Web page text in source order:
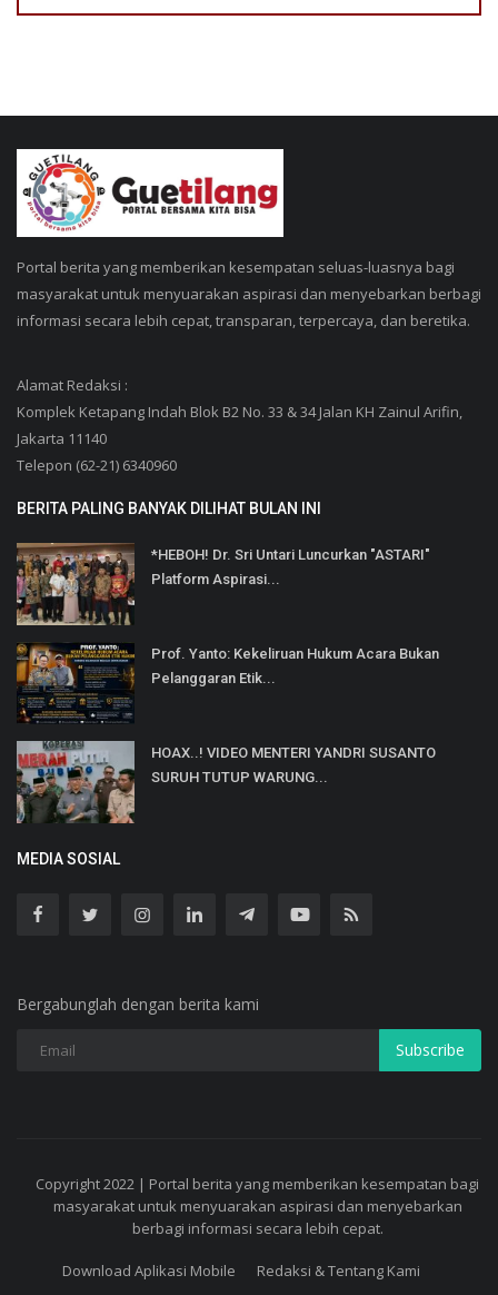
Portal berita yang memberikan kesempatan seluas-luasnya bagi
masyarakat untuk menyuarakan aspirasi dan menyebarkan berbagi
informasi secara lebih cepat, transparan, terpercaya, dan beretika.
Alamat Redaksi :
Komplek Ketapang Indah Blok B2 No. 33 & 34 Jalan KH Zainul Arifin,
Jakarta 11140
Telepon (62-21) 6340960
BERITA PALING BANYAK DILIHAT BULAN INI
*HEBOH! Dr. Sri Untari Luncurkan "ASTARI"
Platform Aspirasi...
Prof. Yanto: Kekeliruan Hukum Acara Bukan
Pelanggaran Etik...
HOAX..! VIDEO MENTERI YANDRI SUSANTO
SURUH TUTUP WARUNG...
MEDIA SOSIAL
Bergabunglah dengan berita kami
Subscribe
Copyright 2022 | Portal berita yang memberikan kesempatan bagi
masyarakat untuk menyuarakan aspirasi dan menyebarkan
berbagi informasi secara lebih cepat.
Download Aplikasi Mobile Redaksi & Tentang Kami